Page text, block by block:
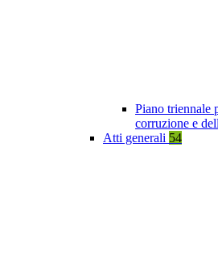
Piano triennale
corruzione e
Atti generali 54